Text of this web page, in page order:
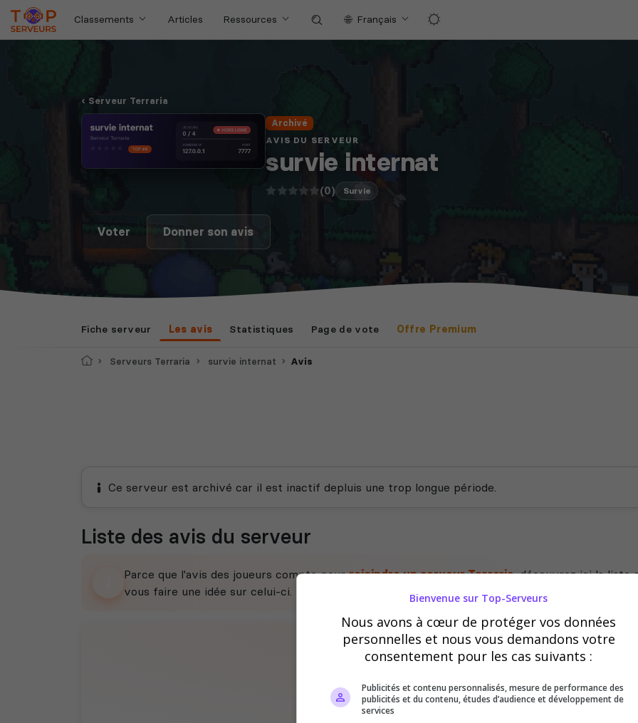
Classements Articles Ressources Français
Serveur Terraria
Archivé
AVIS DU SERVEUR
survie internat
(0) Survie
Voter Donner son avis
Fiche serveur Les avis Statistiques Page de vote Offre Premium
AccueilServeurs Terraria survie internat Avis
Ce serveur est archivé car il est inactif depluis une trop longue période.
Liste des avis du serveur
Parce que l'avis des joueurs compte pourrejoindre un serveur Terraria, découvrez ici la liste
vous faire une idée sur celui-ci.
Bienvenue sur Top-Serveurs
Nous avons à cœur de protéger vos données
personnelles et nous vous demandons votre
consentement pour les cas suivants :
Publicités et contenu personnalisés, mesure de performance des
publicités et du contenu, études d’audience et développement de
services